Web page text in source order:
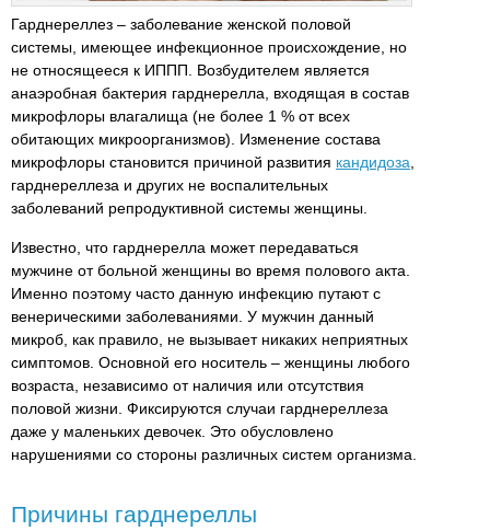
Гарднереллез – заболевание женской половой
системы, имеющее инфекционное происхождение, но
не относящееся к ИППП. Возбудителем является
анаэробная бактерия гарднерелла, входящая в состав
микрофлоры влагалища (не более 1 % от всех
обитающих микроорганизмов). Изменение состава
микрофлоры становится причиной развития кандидоза
гарднереллеза и других не воспалительных
заболеваний репродуктивной системы женщины.
Известно, что гарднерелла может передаваться
мужчине от больной женщины во время полового акта.
Именно поэтому часто данную инфекцию путают с
венерическими заболеваниями. У мужчин данный
микроб, как правило, не вызывает никаких неприятных
симптомов. Основной его носитель – женщины любого
возраста, независимо от наличия или отсутствия
половой жизни. Фиксируются случаи гарднереллеза
даже у маленьких девочек. Это обусловлено
нарушениями со стороны различных систем организма.
Причины гарднереллы